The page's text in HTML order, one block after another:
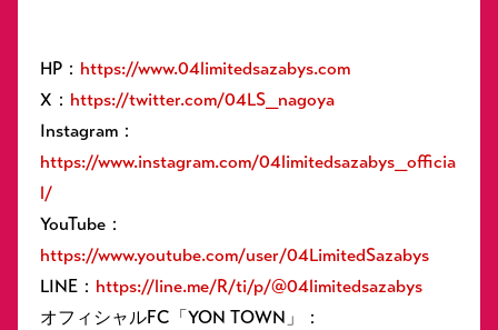
HP： https://www.04limitedsazabys.com
X： https://twitter.com/04LS_nagoya
Instagram：
https://www.instagram.com/04limitedsazabys_officia
l/
YouTube：
https://www.youtube.com/user/04LimitedSazabys
LINE： https://line.me/R/ti/p/@04limitedsazabys
オフィシャルFC「YON TOWN」：